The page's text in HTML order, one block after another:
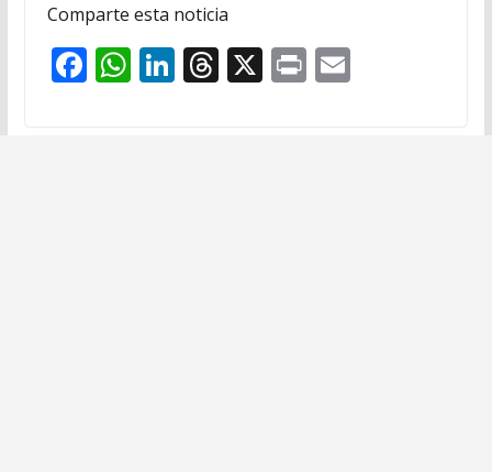
Comparte esta noticia
F
e
W
at
Li
k
T
re
X Pr
t
E
ai